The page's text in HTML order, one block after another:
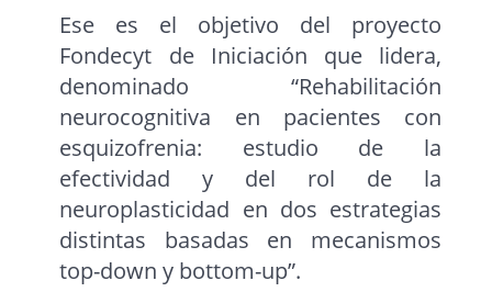
Ese es el objetivo del proyecto
Fondecyt de Iniciación que lidera,
denominado “Rehabilitación
neurocognitiva en pacientes con
esquizofrenia: estudio de la
efectividad y del rol de la
neuroplasticidad en dos estrategias
distintas basadas en mecanismos
top-down y bottom-up”.